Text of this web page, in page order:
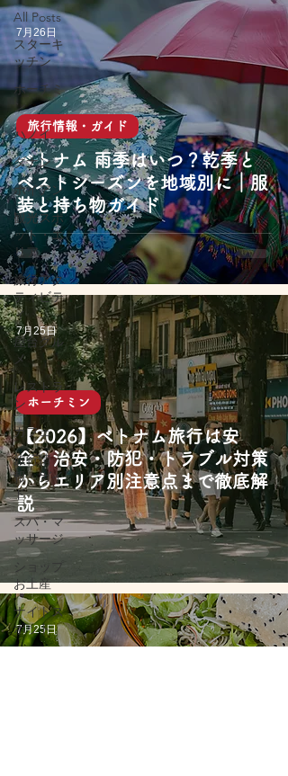
All Posts
スターキ
ッチン
ホーチミ
ン
ハノイ
ダナン
ホイアン
観光スポ
ット・エ
リア
旅行アク
ティビテ
ィ
屋台グル
メ
レストラ
ン
カフェ
旅行情
報・ガイ
ド
スパ・マ
ッサージ
ショップ
お土産
ナイトス
ポット
ベトナム 雨季はいつ？乾季と
ベストシーズンを地域別に｜服
装と持ち物ガイド
旅行情報・ガイド
7月26日
【2026】ベトナム旅行は安
全？治安・防犯・トラブル対策
からエリア別注意点まで徹底解
説
ホーチミン
7月25日
7月25日